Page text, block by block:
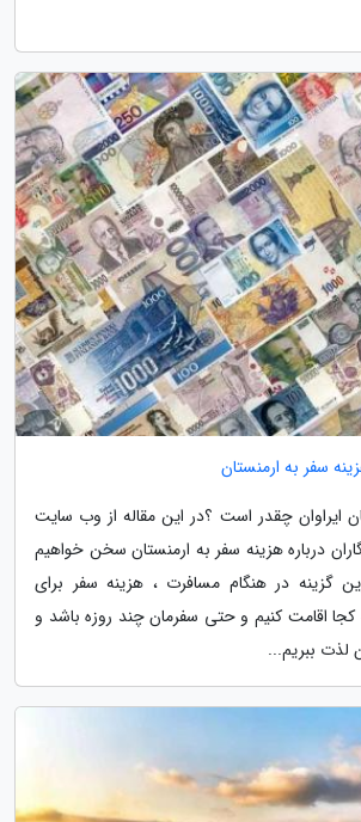
سفر به ارمنستان
ایراوان چقدر است ؟در این مقاله از وب سایت
درباره هزینه سفر به ارمنستان سخن خواهیم
گزینه در هنگام مسافرت ، هزینه سفر برای
اقامت کنیم و حتی سفرمان چند روزه باشد و
لذت ببریم...